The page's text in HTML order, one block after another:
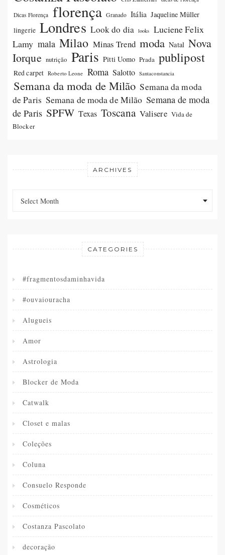
Dicas Florença florença Granado Itália Jaqueline Müller
lingerie Londres Look do dia looks
Luciene Felix
Lamy mala Milao Minas Trend moda Natal Nova
Iorque nutrição Paris Pitti Uomo Prada publipost
Red carpet Roberto Leone Roma Salotto Santaconstancia
Semana da moda de Milão Semana da moda
de Paris Semana de moda de Milão Semana de moda
de Paris SPFW Texas Toscana Valisere Vida de
Blocker
ARCHIVES
Select Month
CATEGORIES
#fragmentosdaminhavida
#ouvaiouracha
Alugueis
Amor
Astrologia
Blocker de Moda
Catwalk
Closet e malas
Coleções
Coluna
Consuelo Responde
Cosméticos
Costanza Pascolato
decoração